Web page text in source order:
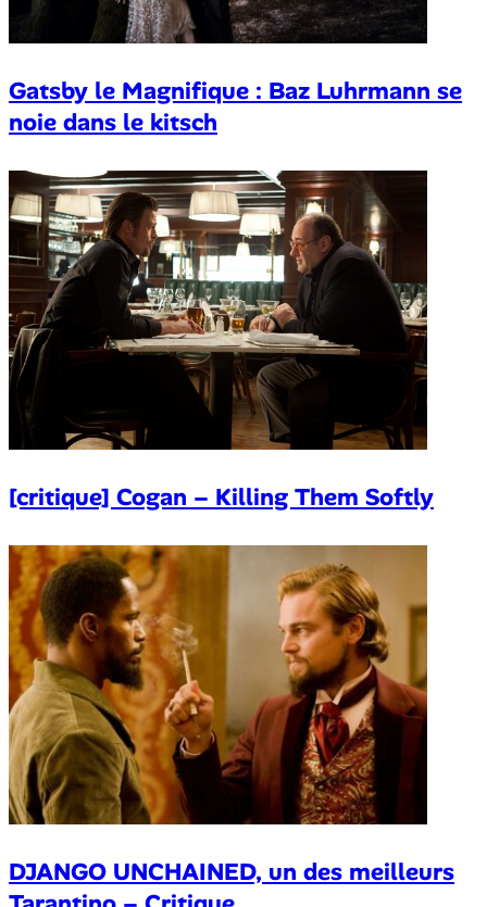
Gatsby le Magnifique : Baz Luhrmann se
noie dans le kitsch
[critique] Cogan – Killing Them Softly
DJANGO UNCHAINED, un des meilleurs